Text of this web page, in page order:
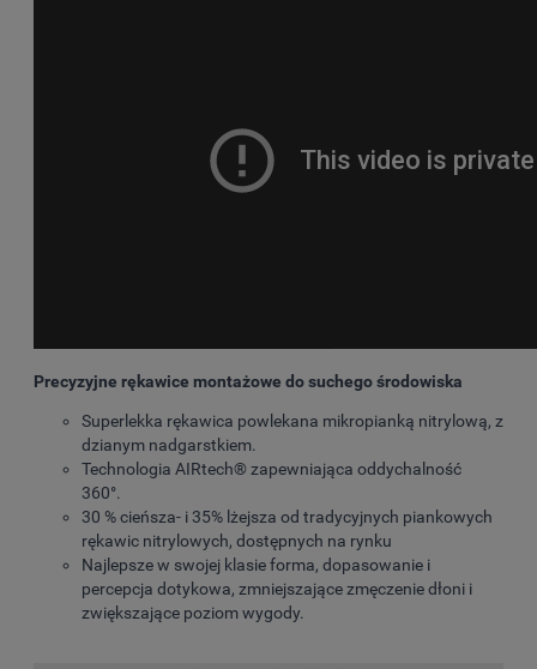
Precyzyjne rękawice montażowe do suchego środowiska
Superlekka rękawica powlekana mikropianką nitrylową, z
dzianym nadgarstkiem.
Technologia AIRtech® zapewniająca oddychalność
360°.
30 % cieńsza- i 35% lżejsza od tradycyjnych piankowych
rękawic nitrylowych, dostępnych na rynku
Najlepsze w swojej klasie forma, dopasowanie i
percepcja dotykowa, zmniejszające zmęczenie dłoni i
zwiększające poziom wygody.